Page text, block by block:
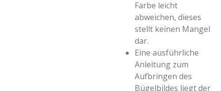
Farbe leicht
abweichen, dieses
stellt keinen Mangel
dar.
Eine ausführliche
Anleitung zum
Aufbringen des
Bügelbildes liegt der